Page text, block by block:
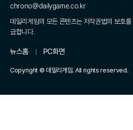
chrono@dailygame.co.kr
데일리게임의 모든 콘텐츠는 저작권법의 보호
금합니다.
뉴스홈 PC화면
Copyright © 데일리게임. All rights reserved.